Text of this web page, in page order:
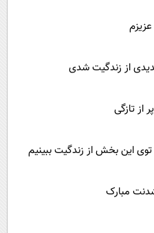
از زندگیت شدی
از تازگی
این بخش از زندگیت ببینیم
مبارک